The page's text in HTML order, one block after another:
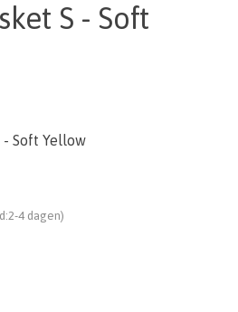
S - Soft
- Soft Yellow
is
4 dagen)